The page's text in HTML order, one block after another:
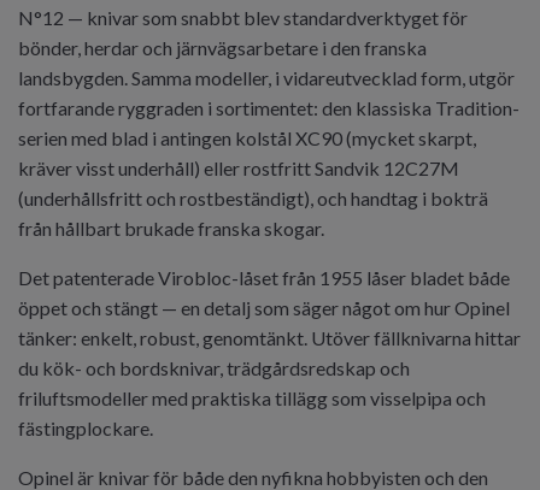
N°12 — knivar som snabbt blev standardverktyget för
bönder, herdar och järnvägsarbetare i den franska
landsbygden. Samma modeller, i vidareutvecklad form, utgör
fortfarande ryggraden i sortimentet: den klassiska Tradition-
serien med blad i antingen kolstål XC90 (mycket skarpt,
kräver visst underhåll) eller rostfritt Sandvik 12C27M
(underhållsfritt och rostbeständigt), och handtag i bokträ
från hållbart brukade franska skogar.
Det patenterade Virobloc-låset från 1955 låser bladet både
öppet och stängt — en detalj som säger något om hur Opinel
tänker: enkelt, robust, genomtänkt. Utöver fällknivarna hittar
du kök- och bordsknivar, trädgårdsredskap och
friluftsmodeller med praktiska tillägg som visselpipa och
fästingplockare.
Opinel är knivar för både den nyfikna hobbyisten och den